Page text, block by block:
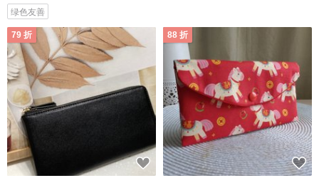
绿色友善
79 折 88 折